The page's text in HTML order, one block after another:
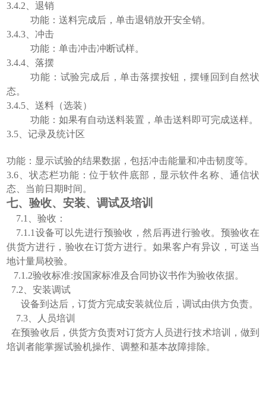
3.4.2、退销
功能：送料完成后，单击退销放开安全销。
3.4.3、冲击
功能：单击冲击冲断试样。
3.4.4 、落摆
功能：试验完成后，单击落摆按钮，摆锤回到自然状
态。
3.4.5、送料（选装）
功能：如果有自动送料装置，单击送料即可完成送样。
3.5 、记录及统计区
功能：显示试验的结果数据，包括冲击能量和冲击韧度等。
3.6 、状态栏功能：位于软件底部，显示软件名称、通信状
态、当前日期时间。
七、验收、安装、调试及培训
7.1
、验收：
7.1.1 设备可以先进行预验收，然后再进行验收。预验收在
供货方进行，验收在订货方进行。如果客户有异议，可送当
地计量局校验。
7.1.2验收标准:按国家标准及合同协议书作为验收依据。
7.2 、安装调试
设备到达后，订货方完成安装就位后，调试由供方负责。
7.3 、人员培训
在预验收后，供货方负责对订货方人员进行技术培训，做到
培训者能掌握试验机操作、调整和基本故障排除。